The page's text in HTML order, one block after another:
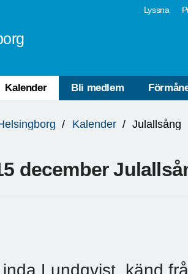
Lyssna
Kalender Bli medlem
Kalender Julallsång
december
Lundqvist, känd